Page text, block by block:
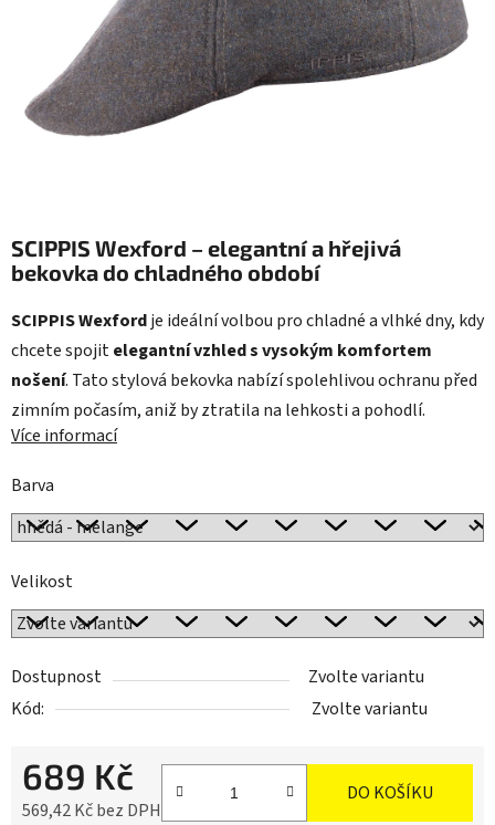
SCIPPIS Wexford – elegantní a hřejivá
bekovka do chladného období
SCIPPIS Wexfordje ideální volbou pro chladné a vlhké dny, kdy
chcete spojitelegantní vzhled s vysokým komfortem
nošení. Tato stylová bekovka nabízí spolehlivou ochranu před
zimním počasím, aniž by ztratila na lehkosti a pohodlí.
Více informací
Barva
Velikost
Dostupnost
Zvolte variantu
Kód:
Zvolte variantu
689 Kč
569,42 Kč bez DPH
DO KOŠÍKU